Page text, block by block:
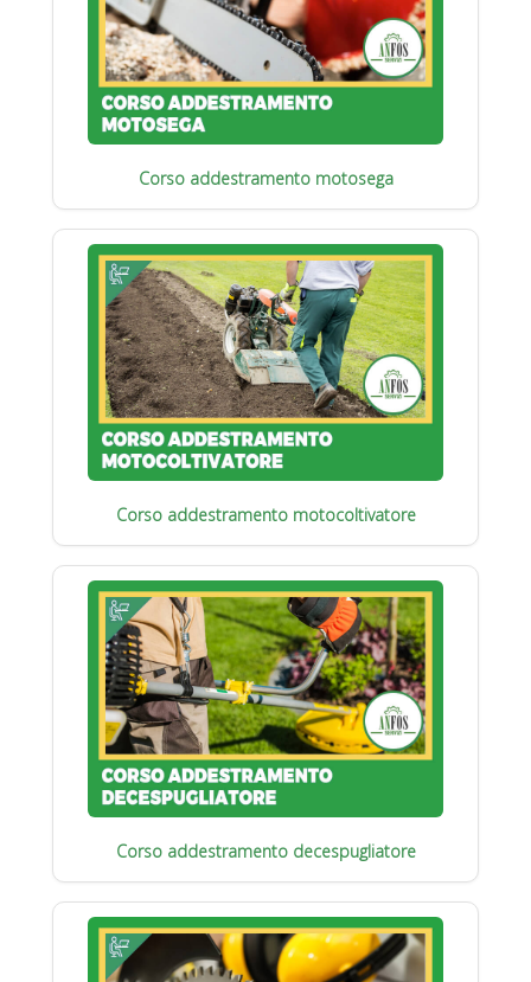
Corso addestramento motosega
Corso addestramento motocoltivatore
Corso addestramento decespugliatore